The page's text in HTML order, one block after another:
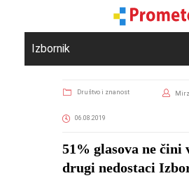
Izbornik
Društvo i znanost
06.08.2019
51% glasova ne čini
drugi nedostaci